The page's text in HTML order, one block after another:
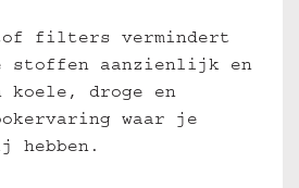
filters vermindert
stoffen aanzienlijk en
koele, droge en
waar je
hebben.